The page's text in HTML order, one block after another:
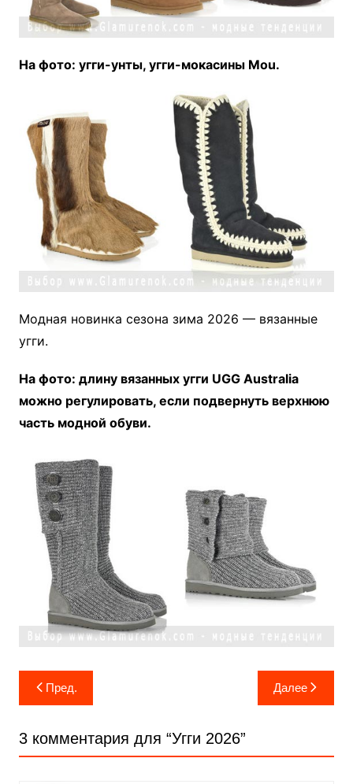
На фото: угги-унты, угги-мокасины Mou.
Модная новинка сезона зима 2026 — вязанные
угги.
На фото: длину вязанных угги UGG Australia
можно регулировать, если подвернуть верхнюю
часть модной обуви.
Навигация
по
записям
Пред. Далее
3 комментария для “Угги 2026”